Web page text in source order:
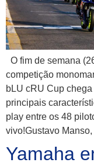
O fim de semana
competição
bLU cRU Cup
principais
play entre os 48
vivo!Gustavo
Yamaha